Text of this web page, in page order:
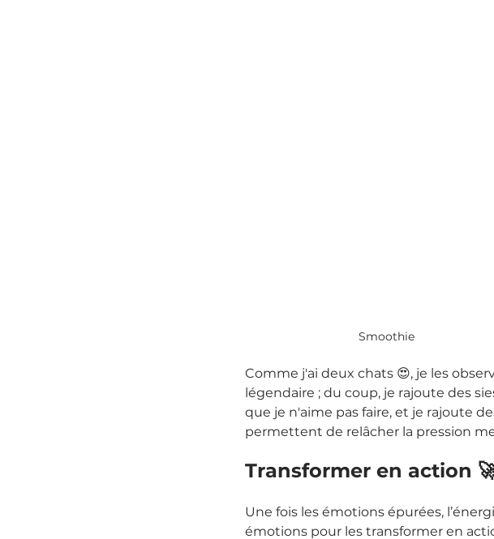
Smoothie
Comme j'ai deux chats 😍, je les
légendaire ; du coup, je rajoute des
que je n'aime pas faire, et je rajoute
permettent de relâcher la pression
Transformer en action
Une fois les émotions épurées,
émotions pour les transformer en